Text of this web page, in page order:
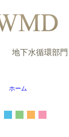
地下水循環部門
ホーム